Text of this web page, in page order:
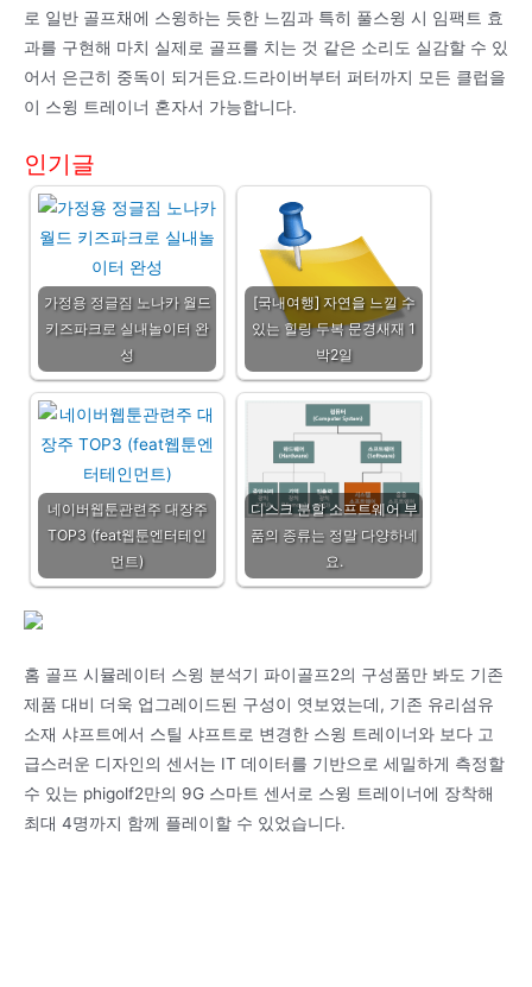
로 일반 골프채에 스윙하는 듯한 느낌과 특히 풀스윙 시 임팩트 효
과를 구현해 마치 실제로 골프를 치는 것 같은 소리도 실감할 수 있
어서 은근히 중독이 되거든요.드라이버부터 퍼터까지 모든 클럽을
이 스윙 트레이너 혼자서 가능합니다.
인기글
가정용 정글짐 노나카 월드
키즈파크로 실내놀이터 완
성
[국내여행] 자연을 느낄 수
있는 힐링 두복 문경새재 1
박2일
네이버웹툰관련주 대장주
TOP3 (feat웹툰엔터테인
먼트)
디스크 분할 소프트웨어 부
품의 종류는 정말 다양하네
요.
홈 골프 시뮬레이터 스윙 분석기 파이골프2의 구성품만 봐도 기존
제품 대비 더욱 업그레이드된 구성이 엿보였는데, 기존 유리섬유
소재 샤프트에서 스틸 샤프트로 변경한 스윙 트레이너와 보다 고
급스러운 디자인의 센서는 IT 데이터를 기반으로 세밀하게 측정할
수 있는 phigolf2만의 9G 스마트 센서로 스윙 트레이너에 장착해
최대 4명까지 함께 플레이할 수 있었습니다.